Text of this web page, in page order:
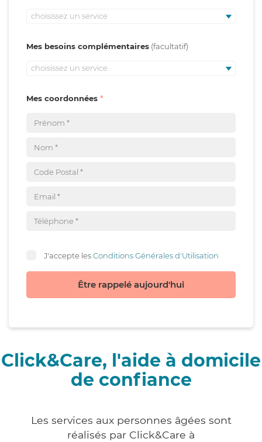
choisissez un service
Mes besoins complémentaires
choisissez un service
Mes coordonnées
J'accepte lesConditions Générales d'Utilisation
Être rappelé aujourd'hui
Click&Care, l'aide à domicile
de confiance
Les services aux personnes âgées sont
réalisés par Click&Care à